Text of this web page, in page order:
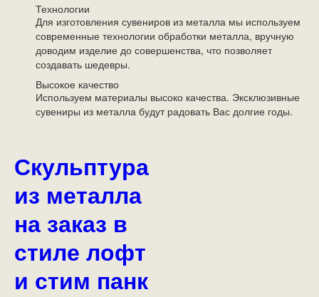
Технологии
Для изготовления сувениров из металла мы используем
современные технологии обработки металла, вручную
доводим изделие до совершенства, что позволяет
создавать шедевры.
Высокое качество
Используем материалы высоко качества. Эксклюзивные
сувениры из металла будут радовать Вас долгие годы.
Скульптура
из металла
на заказ в
стиле лофт
и стим панк